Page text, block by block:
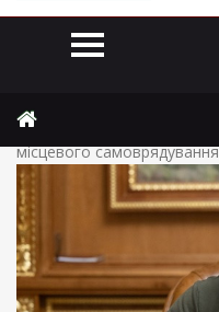
Зеленський підписав
місцевого самоврядування